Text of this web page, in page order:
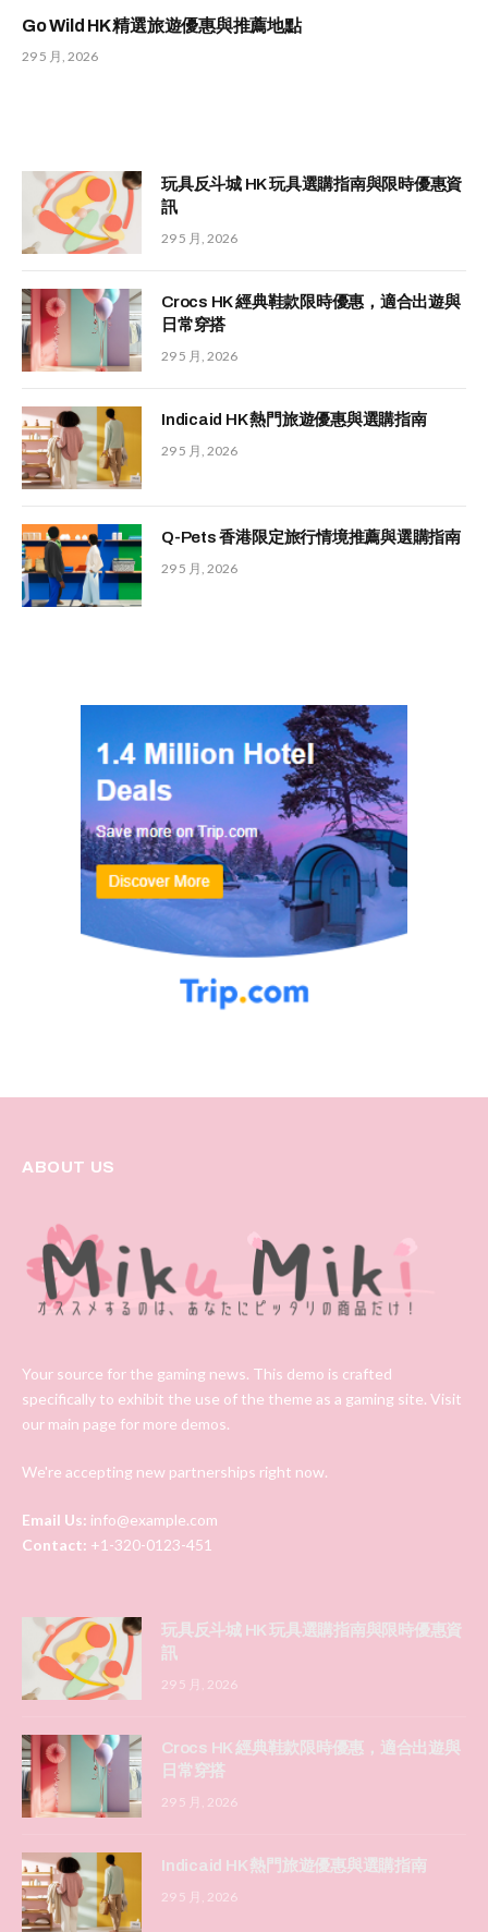
Go Wild HK 精選旅遊優惠與推薦地點
29 5 月, 2026
玩具反斗城 HK 玩具選購指南與限時優惠資
訊
29 5 月, 2026
Crocs HK 經典鞋款限時優惠，適合出遊與
日常穿搭
29 5 月, 2026
Indicaid HK 熱門旅遊優惠與選購指南
29 5 月, 2026
Q-Pets 香港限定旅行情境推薦與選購指南
29 5 月, 2026
ABOUT US
Your source for the gaming news. This demo is crafted
specifically to exhibit the use of the theme as a gaming site. Visit
our main page for more demos.
We're accepting new partnerships right now.
Email Us: info@example.com
Contact: +1-320-0123-451
玩具反斗城 HK 玩具選購指南與限時優惠資
訊
29 5 月, 2026
Crocs HK 經典鞋款限時優惠，適合出遊與
日常穿搭
29 5 月, 2026
Indicaid HK 熱門旅遊優惠與選購指南
29 5 月, 2026